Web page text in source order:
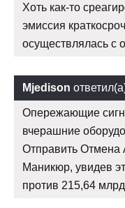
Хоть как-то
эмиссия
осуществлялась с
Mjedison
Опережающие
вчерашние
Отправить Отмена
Маникюр, увидев
против 215,64